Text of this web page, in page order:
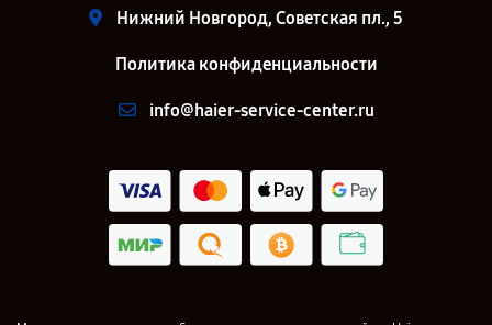
Нижний Новгород, Советская пл., 5
Политика конфиденциальности
info@haier-service-center.ru